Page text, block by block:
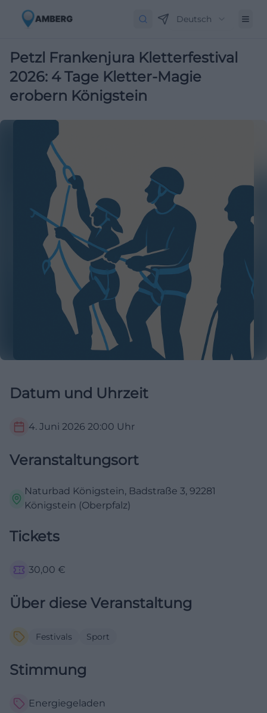
Deutsch
Petzl Frankenjura Kletterfestival
2026: 4 Tage Kletter-Magie
erobern Königstein
Datum und Uhrzeit
4. Juni 2026 20:00 Uhr
Veranstaltungsort
Naturbad Königstein, Badstraße 3, 92281
Königstein (Oberpfalz)
Tickets
30,00 €
Über diese Veranstaltung
Festivals Sport
Stimmung
Energiegeladen